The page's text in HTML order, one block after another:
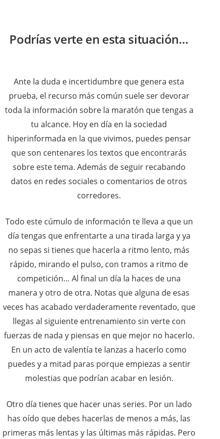
Podrías verte en esta situación…
Ante la duda e incertidumbre que genera esta
prueba, el recurso más común suele ser devorar
toda la información sobre la maratón que tengas a
tu alcance. Hoy en día en la sociedad
hiperinformada en la que vivimos, puedes pensar
que son centenares los textos que encontrarás
sobre este tema. Además de seguir recabando
datos en redes sociales o comentarios de otros
corredores.
Todo este cúmulo de información te lleva a que un
día tengas que enfrentarte a una tirada larga y ya
no sepas si tienes que hacerla a ritmo lento, más
rápido, mirando el pulso, con tramos a ritmo de
competición… Al final un día la haces de una
manera y otro de otra. Notas que alguna de esas
veces has acabado verdaderamente reventado, que
llegas al siguiente entrenamiento sin verte con
fuerzas de nada y piensas en que mejor no hacerlo.
En un acto de valentía te lanzas a hacerlo como
puedes y a mitad paras porque empiezas a sentir
molestias que podrían acabar en lesión.
Otro día tienes que hacer unas series. Por un lado
has oído que debes hacerlas de menos a más, las
primeras más lentas y las últimas más rápidas. Pero